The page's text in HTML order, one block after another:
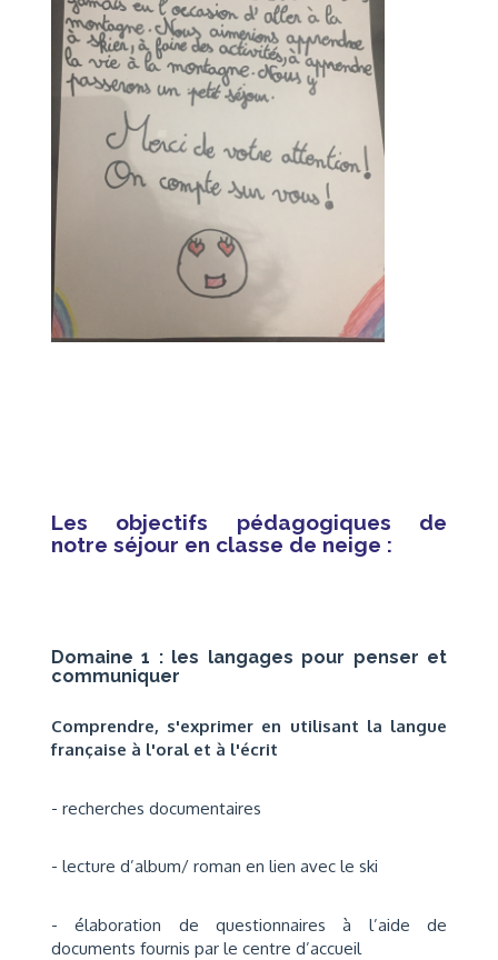
Les objectifs pédagogiques de
notre séjour en classe de neige :
Domaine 1 : les langages pour penser et
communiquer
Comprendre, s'exprimer en utilisant la langue
française à l'oral et à l'écrit
- recherches documentaires
- lecture d’album/ roman en lien avec le ski
- élaboration de questionnaires à l’aide de
documents fournis par le centre d’accueil